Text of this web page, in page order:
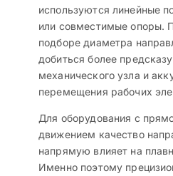
используются линейные
или совместимые опоры.
подборе диаметра
добиться более
механического узла и
перемещения рабочих
Для оборудования с
движением качество
напрямую влияет на
Именно поэтому